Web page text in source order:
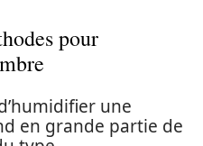
pour
une
en grande partie de